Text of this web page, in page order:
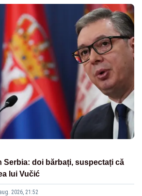
Serbia: doi bărbați, suspectați că
lui Vučić
2026, 21:52